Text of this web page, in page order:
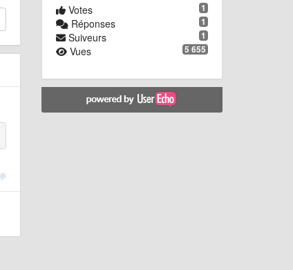
1
Votes
1
Réponses
1
Suiveurs
5 655
Vues